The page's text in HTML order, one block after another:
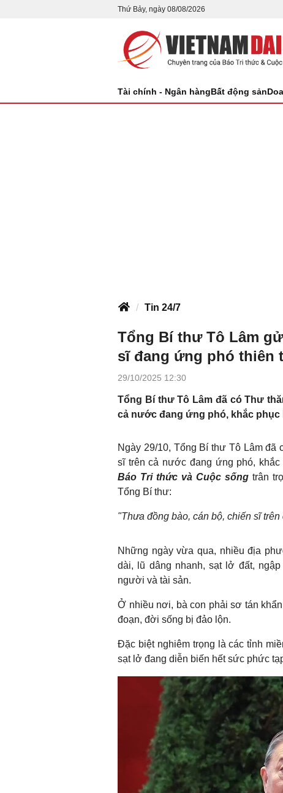
Thứ Bảy, ngày 08/08/2026
Tài chính - Ngân hàngBất động sản
Tin 24/7
Tổng Bí thư Tô Lâm
sĩ đang ứng phó thiên
29/10/2025 12:30
Tổng Bí thư Tô Lâm đã có Thư
cả nước đang ứng phó, khắc
Ngày 29/10, Tổng Bí thư Tô Lâm đã
sĩ trên cả nước đang ứng phó,
Báo Tri thức và Cuộc sống trân
Tổng Bí thư:
"Thưa đồng bào, cán bộ, chiến sĩ
Những ngày vừa qua, nhiều địa
dài, lũ dâng nhanh, sạt lở đất,
người và tài sản.
Ở nhiều nơi, bà con phải sơ tán
đoạn, đời sống bị đảo lộn.
Đặc biệt nghiêm trọng là các tỉnh
sạt lở đang diễn biến hết sức phức